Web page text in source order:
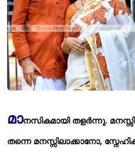
മാനസികമായി തളര്‍ന്നു.
തന്നെ മനസ്സിലാക്കാനോ,